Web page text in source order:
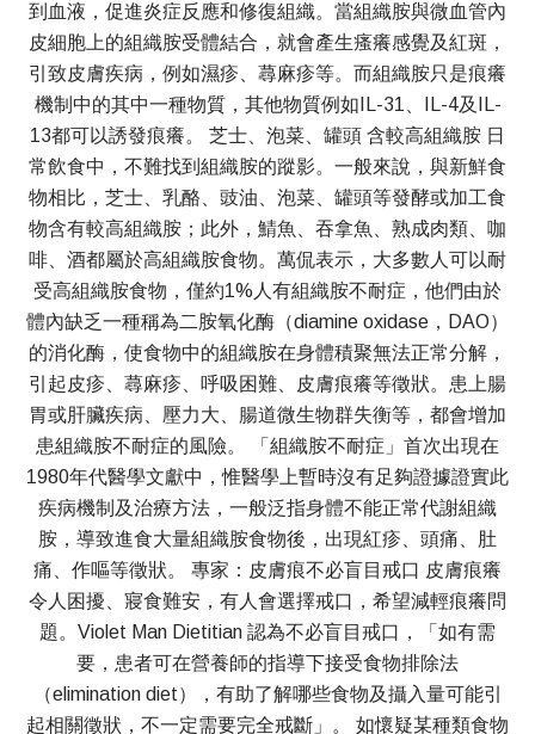
到血液，促進炎症反應和修復組織。當組織胺與微血管內
皮細胞上的組織胺受體結合，就會產生瘙癢感覺及紅斑，
引致皮膚疾病，例如濕疹、蕁麻疹等。而組織胺只是痕癢
機制中的其中一種物質，其他物質例如IL-31、IL-4及IL-
13都可以誘發痕癢。 芝士、泡菜、罐頭 含較高組織胺 日
常飲食中，不難找到組織胺的蹤影。一般來說，與新鮮食
物相比，芝士、乳酪、豉油、泡菜、罐頭等發酵或加工食
物含有較高組織胺；此外，鯖魚、吞拿魚、熟成肉類、咖
啡、酒都屬於高組織胺食物。萬侃表示，大多數人可以耐
受高組織胺食物，僅約1%人有組織胺不耐症，他們由於
體內缺乏一種稱為二胺氧化酶（diamine oxidase，DAO）
的消化酶，使食物中的組織胺在身體積聚無法正常分解，
引起皮疹、蕁麻疹、呼吸困難、皮膚痕癢等徵狀。患上腸
胃或肝臟疾病、壓力大、腸道微生物群失衡等，都會增加
患組織胺不耐症的風險。 「組織胺不耐症」首次出現在
1980年代醫學文獻中，惟醫學上暫時沒有足夠證據證實此
疾病機制及治療方法，一般泛指身體不能正常代謝組織
胺，導致進食大量組織胺食物後，出現紅疹、頭痛、肚
痛、作嘔等徵狀。 專家：皮膚痕不必盲目戒口 皮膚痕癢
令人困擾、寢食難安，有人會選擇戒口，希望減輕痕癢問
題。Violet Man Dietitian 認為不必盲目戒口，「如有需
要，患者可在營養師的指導下接受食物排除法
（elimination diet），有助了解哪些食物及攝入量可能引
起相關徵狀，不一定需要完全戒斷」。 如懷疑某種類食物